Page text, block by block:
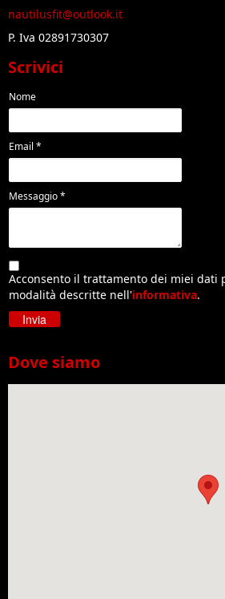
nautilusfit@outlook.it
P. Iva 02891730307
Scrivici
Nome
Email *
Messaggio *
Acconsento il trattamento dei miei dati
modalità descritte nell'informativa.
Dove siamo